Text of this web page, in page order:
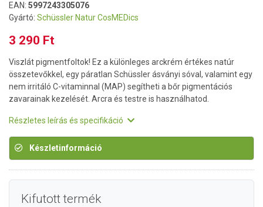
EAN: 5997243305076
Gyártó: Schüssler Natur CosMEDics
3 290 Ft
Viszlát pigmentfoltok! Ez a különleges arckrém értékes natúr
összetevőkkel, egy páratlan Schüssler ásványi sóval, valamint egy
nem irritáló C-vitaminnal (MAP) segítheti a bőr pigmentációs
zavarainak kezelését. Arcra és testre is használhatod.
Részletes leírás és specifikáció
Készletinformáció
Kifutott termék